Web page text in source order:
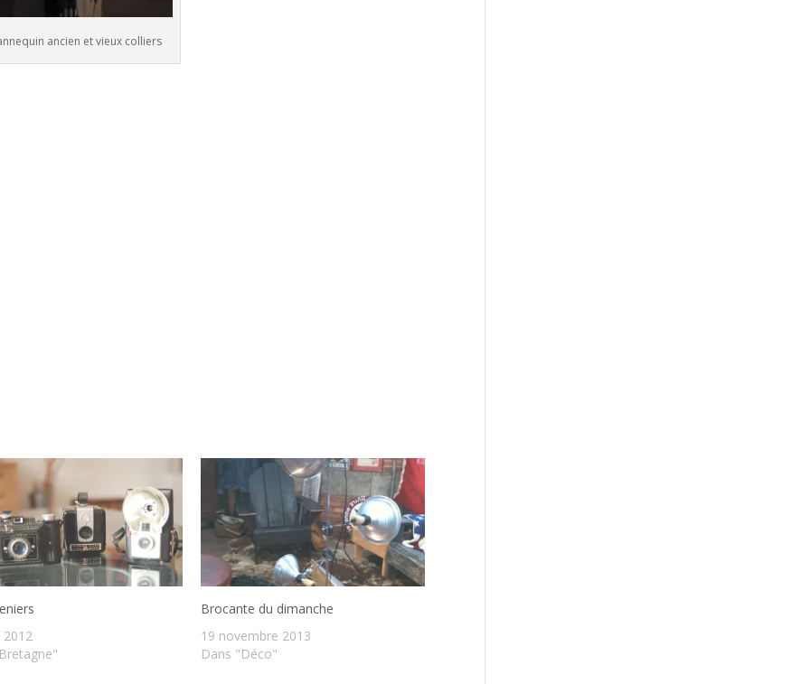
ancien et vieux colliers
2012
Brocante du dimanche
19 novembre 2013
Dans "Déco"